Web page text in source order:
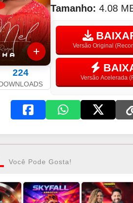
224
DOWNLOADS
Tamanho: 4.08
Versão Original
Versão Acelerada
Você Pode Gosta!